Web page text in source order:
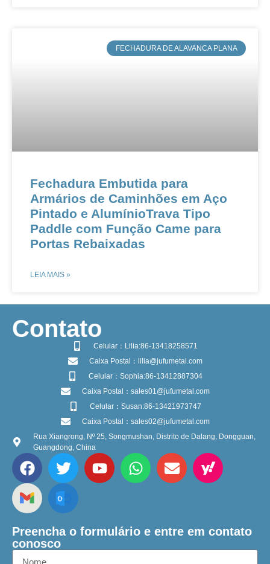
​FECHADURA DE ALAVANCA PLANA
​​Fechadura Embutida para
Armários de Caminhões em Aço
Pintado e Alumínio​​​​Trava Tipo
Paddle com Função Came para
Portas Rebaixadas​​
LEIA MAIS »
​Contato
Celular：Lilia:86-13418258571
Caixa Postal：lilia@jufumetal.com
Celular：Sophia:86-13412887304
Caixa Postal：sales01@jufumetal.com
Celular：Susan:86-13421973747
Caixa Postal：sales02@jufumetal.com
Rua Xiangrong, Nº 25, Songmushan, Distrito de Dalang, Dongguan,
Guangdong, China
Preencha o formulário e entre em contato
conosco